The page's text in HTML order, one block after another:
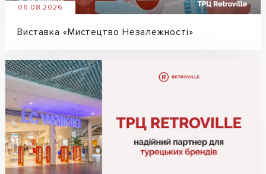
06.08.2026
Виставка «Мистецтво Незалежності»